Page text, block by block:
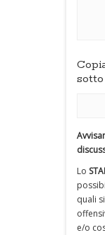
sotto
Lo
quali
e/o